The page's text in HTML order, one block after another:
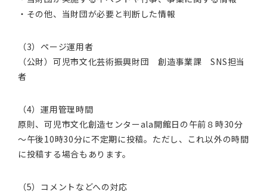
・その他、当財団が必要と判断した情報
（3）ページ運用者
（公財）可児市文化芸術振興財団 創造事業課 SNS担当
者
（4）運用管理時間
原則、可児市文化創造センターala開館日の午前８時30分
～午後10時30分に不定期に投稿。ただし、これ以外の時間
に投稿する場合もあります。
（5）コメントなどへの対応